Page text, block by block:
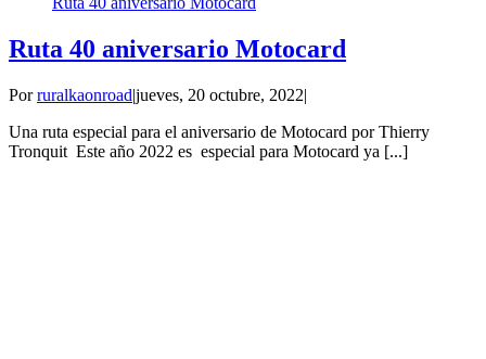
Ruta 40 aniversario Motocard
Porruralkaonroad|jueves, 20 octubre, 2022|
Una ruta especial para el aniversario de Motocard por Thierry
Tronquit Este año 2022 es especial para Motocard ya [...]